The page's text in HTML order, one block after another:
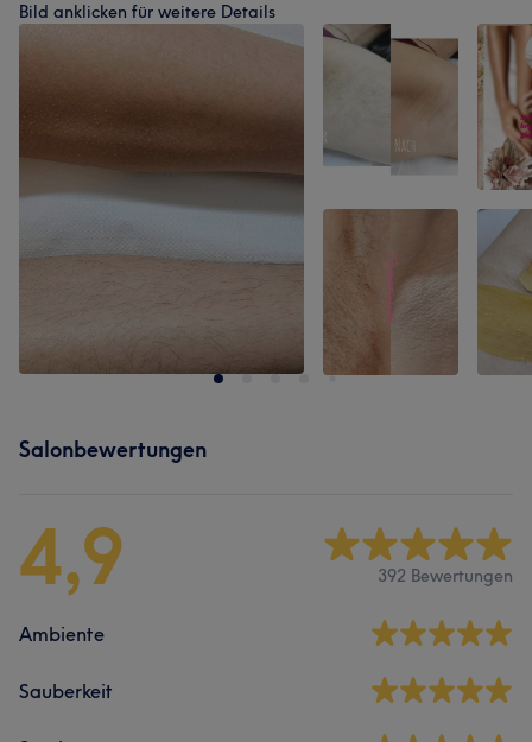
Bild anklicken für weitere Details
Salonbewertungen
4,9 392 Bewertungen
Ambiente
Sauberkeit